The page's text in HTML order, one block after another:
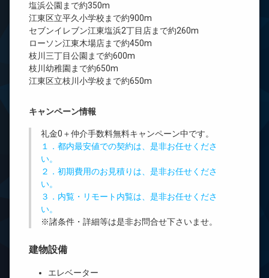
塩浜公園まで約350m
江東区立平久小学校まで約900m
セブンイレブン江東塩浜2丁目店まで約260m
ローソン江東木場店まで約450m
枝川三丁目公園まで約600m
枝川幼稚園まで約650m
江東区立枝川小学校まで約650m
キャンペーン情報
礼金0 ＋仲介手数料無料キャンペーン中です。
１．都内最安値での契約は、是非お任せくださ
い。
２．初期費用のお見積りは、是非お任せくださ
い。
３．内覧・リモート内覧は、是非お任せくださ
い。
※諸条件・詳細等は是非お問合せ下さいませ。
建物設備
エレベーター